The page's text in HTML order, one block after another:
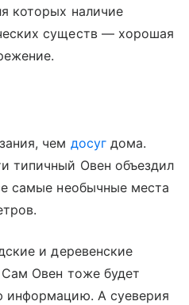
которых наличие
существ — хорошая
чем досугдома.
типичный Овен объездил
самые необычные места
и деревенские
Сам Овен тоже будет
информацию. А суеверия